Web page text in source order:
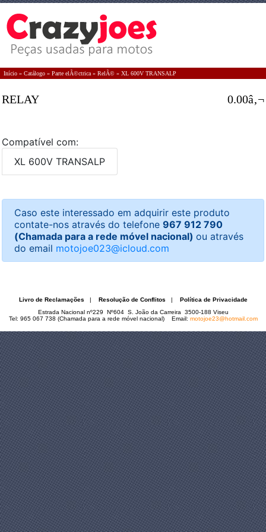
Início » Catálogo » Parte elÃ©ctrica » RelÃ© » XL 600V TRANSALP
RELAY 0.00â‚¬
Compatível com:
XL 600V TRANSALP
Caso este interessado em adquirir este produto
contate-nos através do telefone 967 912 790
(Chamada para a rede móvel nacional) ou através
do email motojoe023@icloud.com
Livro de Reclamações | Resolução de Conflitos | Política de Privacidade
Estrada Nacional nº229 Nº604 S. João da Carreira 3500-188 Viseu
Tel: 965 067 738 (Chamada para a rede móvel nacional) Email: motojoe23@hotmail.com